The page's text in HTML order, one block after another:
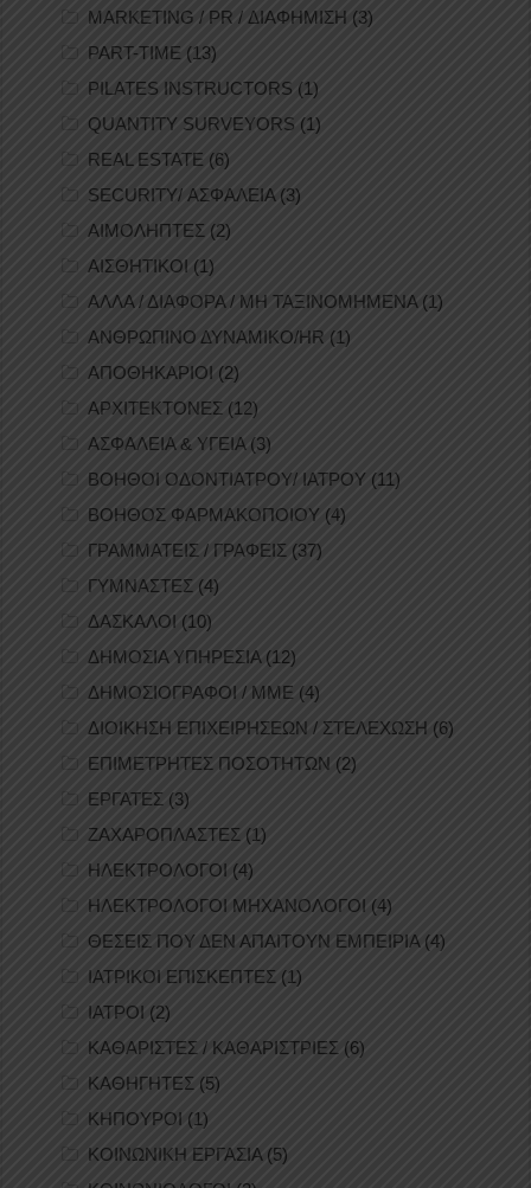
MARKETING / PR / ΔΙΑΦΗΜΙΣΗ (3)
PART-TIME (13)
PILATES INSTRUCTORS (1)
QUANTITY SURVEYORS (1)
REAL ESTATE (6)
SECURITY/ ΑΣΦΑΛΕΙΑ(3)
ΑΙΜΟΛΗΠΤΕΣ (2)
ΑΙΣΘΗΤΙΚΟΙ (1)
ΑΛΛΑ / ΔΙΑΦΟΡΑ / ΜΗ ΤΑΞΙΝΟΜΗΜΕΝΑ(1)
ΑΝΘΡΩΠΙΝΟ ΔΥΝΑΜΙΚΟ/HR (1)
ΑΠΟΘΗΚΑΡΙΟΙ (2)
ΑΡΧΙΤΕΚΤΟΝΕΣ (12)
ΑΣΦΑΛΕΙΑ & ΥΓΕΙΑ (3)
ΒΟΗΘΟΙ ΟΔΟΝΤΙΑΤΡΟΥ/ ΙΑΤΡΟΥ (11)
ΒΟΗΘΟΣ ΦΑΡΜΑΚΟΠΟΙΟΥ (4)
ΓΡΑΜΜΑΤΕΙΣ / ΓΡΑΦΕΙΣ (37)
ΓΥΜΝΑΣΤΕΣ (4)
ΔΑΣΚΑΛΟΙ (10)
ΔΗΜΟΣΙΑ ΥΠΗΡΕΣΙΑ(12)
ΔΗΜΟΣΙΟΓΡΑΦΟΙ / ΜΜΕ (4)
ΔΙΟΙΚΗΣΗ ΕΠΙΧΕΙΡΗΣΕΩΝ / ΣΤΕΛΕΧΩΣΗ (6)
ΕΠΙΜΕΤΡΗΤΕΣ ΠΟΣΟΤΗΤΩΝ (2)
ΕΡΓΑΤΕΣ (3)
ΖΑΧΑΡΟΠΛΑΣΤΕΣ (1)
ΗΛΕΚΤΡΟΛΟΓΟΙ (4)
ΗΛΕΚΤΡΟΛΟΓΟΙ ΜΗΧΑΝΟΛΟΓΟΙ (4)
ΘΕΣΕΙΣ ΠΟΥ ΔΕΝ ΑΠΑΙΤΟΥΝ ΕΜΠΕΙΡΙΑ(4)
ΙΑΤΡΙΚΟΙ ΕΠΙΣΚΕΠΤΕΣ (1)
ΙΑΤΡΟΙ (2)
ΚΑΘΑΡΙΣΤΕΣ / ΚΑΘΑΡΙΣΤΡΙΕΣ (6)
ΚΑΘΗΓΗΤΕΣ (5)
ΚΗΠΟΥΡΟΙ (1)
ΚΟΙΝΩΝΙΚΗ ΕΡΓΑΣΙΑ(5)